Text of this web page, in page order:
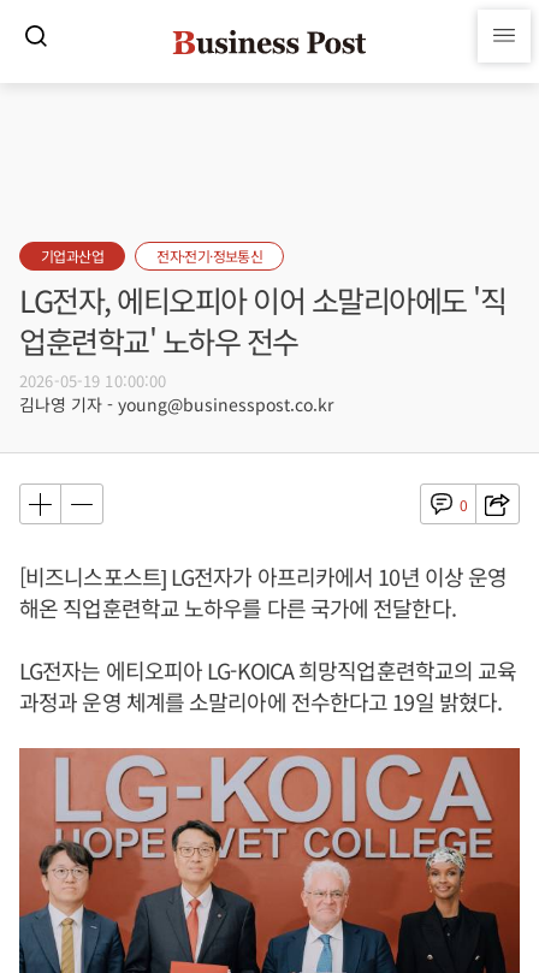
기업과산업 전자·전기·정보통신
LG전자, 에티오피아 이어 소말리아에도 '직
업훈련학교' 노하우 전수
2026-05-19 10:00:00
김나영 기자 - young@businesspost.co.kr
0
[비즈니스포스트] LG전자가 아프리카에서 10년 이상 운영
해온 직업훈련학교 노하우를 다른 국가에 전달한다.
LG전자는 에티오피아 LG-KOICA 희망직업훈련학교의 교육
과정과 운영 체계를 소말리아에 전수한다고 19일 밝혔다.